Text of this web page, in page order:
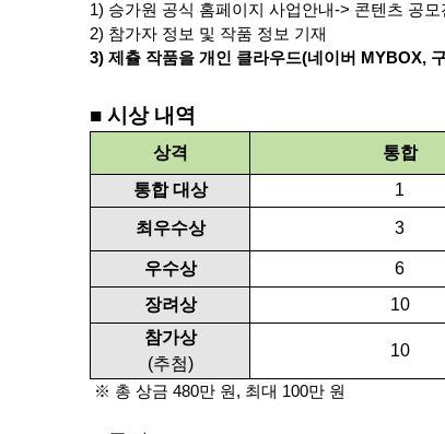
1) 승가원 공식 홈페이지 사업안내-> 콘텐츠 공모
2) 참가자 정보 및 작품 정보 기재
3) 제츌 작품을 개인 클라우드(네이버 MYBOX,
■ 시상 내역
상격 통합
통합 대상
1
최우수상 3
우수상 6
장려상
10
참가상
(추첨)
10
※ 총 상금 480만 원 , 최대 100만 원